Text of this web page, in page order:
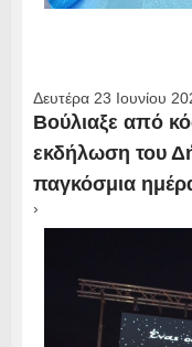
Δευτέρα 23 Ιουνίου
Βούλιαξε από
εκδήλωση του
παγκόσμια
›